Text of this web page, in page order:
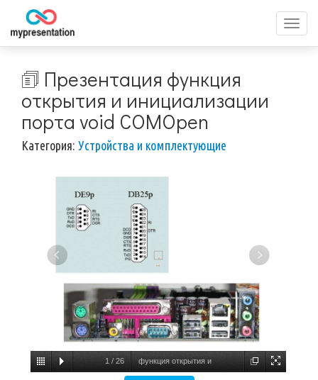
меню
🗊 Презентация функция
открытия и инициализации
порта void COMOpen
Категория: Устройства и комплектующие
1 / 26 функция открытия и